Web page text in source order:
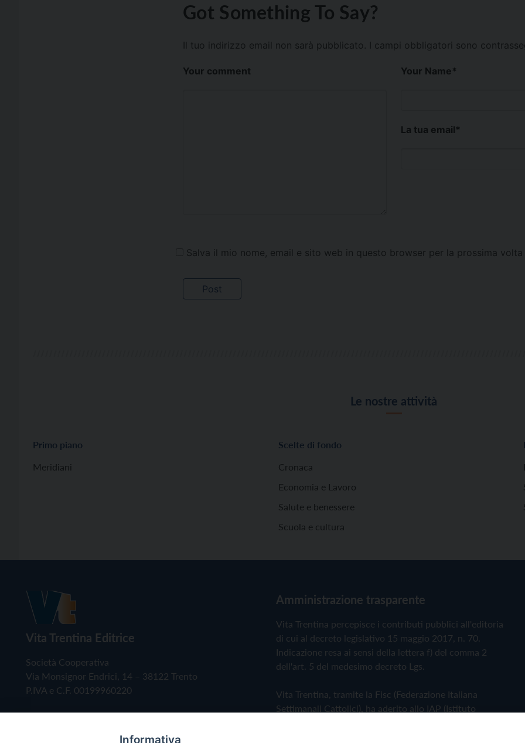
Got Something To Say?
Il tuo indirizzo email non sarà pubblicato. I campi obbligatori sono
Your comment Your Name*
La tua email*
Salva il mio nome, email e sito web in questo browser per la prossima
Le nostre attività
Primo piano
Meridiani
Scelte di fondo
Cronaca
Economia e Lavoro
Salute e benessere
Scuola e cultura
Vita Trentina Editrice
Società Cooperativa
Via Monsignor Endrici, 14 – 38122 Trento
P.IVA e C.F. 00199960220
Amministrazione trasparente
Vita Trentina percepisce i contributi pubblici all'editoria
di cui al decreto legislativo 15 maggio 2017, n. 70.
Indicazione resa ai sensi della lettera f) del comma 2
dell'art. 5 del medesimo decreto Lgs.
Vita Trentina, tramite la Fisc (Federazione Italiana
Settimanali Cattolici), ha aderito allo IAP (Istituto
Informativa